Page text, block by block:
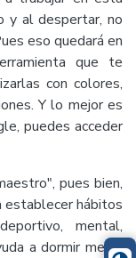
y al despertar, no
eso quedará en
que te
con colores,
Y lo mejor es
puedes acceder
pues bien,
establecer hábitos
mental,
a dormir mejor!